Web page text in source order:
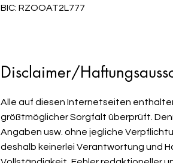
BIC: RZOOAT2L777
Disclaimer/
Alle auf diesen Internetseiten
größtmöglicher Sorgfalt überprüft.
Angaben usw. ohne jegliche
deshalb keinerlei Verantwortung und